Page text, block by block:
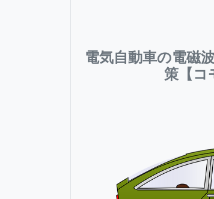
電気自動車の電磁
策【コ